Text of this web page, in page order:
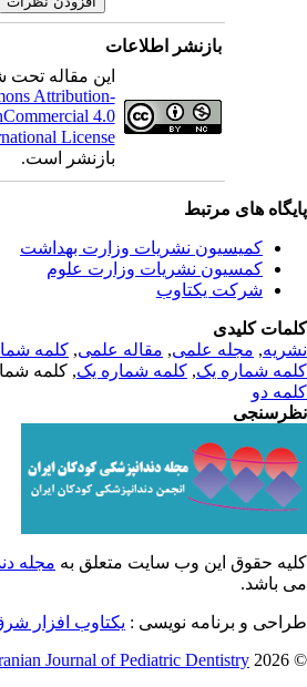
بازنشر اطلاعات
این مقاله تحت
Attribution-
4.0
License
بازنشر است.
های مرتبط
کمیسیون نشریات وزارت بهداشت
کمسیون نشریات وزارت علوم
شرکت یکتاوب
کلیدی
,مجله علمی, مقاله علمی, کلمه
شماره یک,کلمه شماره یک, کلمه
دو
حقوق این وب سایت متعلق بهمجله
باشد.
و برنامه نویسی : یکتاوب افزار شرق
©
Iranian Journal of Pediatric Dentistry